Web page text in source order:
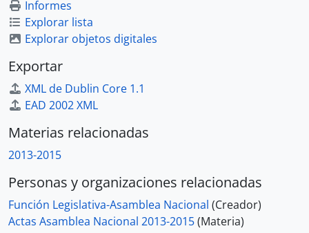
Informes
Explorar lista
Explorar objetos digitales
Exportar
XML de Dublin Core 1.1
EAD 2002 XML
Materias relacionadas
2013-2015
Personas y organizaciones relacionadas
Función Legislativa-Asamblea Nacional (Creador)
Actas Asamblea Nacional 2013-2015(Materia)